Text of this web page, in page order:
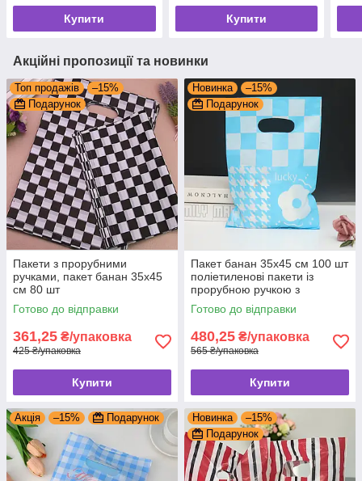
Купити Купити
Акційні пропозиції та новинки
Топ продажів
–15%
Подарунок
Пакети з прорубними
ручками, пакет банан 35x45
см 80 шт
Готово до відправки
361,25 ₴/упаковка
425 ₴/упаковка
Купити
Новинка
–15%
Подарунок
Пакет банан 35x45 см 100 шт
поліетиленові пакети із
прорубною ручкою з
логотипом
Готово до відправки
480,25 ₴/упаковка
565 ₴/упаковка
Купити
Акція –15% Подарунок Новинка
–15%
Подарунок